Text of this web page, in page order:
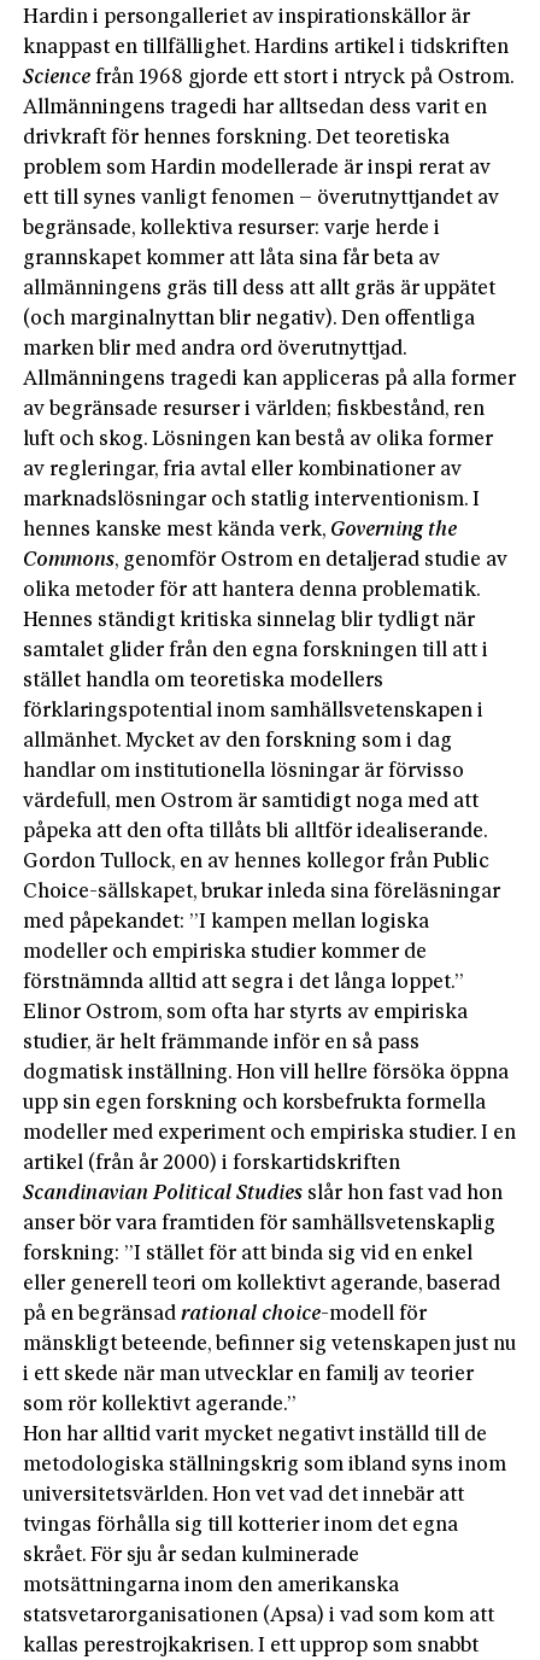
Hardin i persongalleriet av inspirationskällor är
knappast en tillfällighet. Hardins artikel i tidskriften
Science från 1968 gjorde ett stort i ntryck på Ostrom.
Allmänningens tragedi har alltsedan dess varit en
drivkraft för hennes forskning. Det teoretiska
problem som Hardin modellerade är inspi rerat av
ett till synes vanligt fenomen – överutnyttjandet av
begränsade, kollektiva resurser: varje herde i
grannskapet kommer att låta sina får beta av
allmänningens gräs till dess att allt gräs är uppätet
(och marginalnyttan blir negativ). Den offentliga
marken blir med andra ord överutnyttjad.
Allmänningens tragedi kan appliceras på alla former
av begränsade resurser i världen; fiskbestånd, ren
luft och skog. Lösningen kan bestå av olika former
av regleringar, fria avtal eller kombinationer av
marknadslösningar och statlig interventionism. I
hennes kanske mest kända verk, Governing the
Commons, genomför Ostrom en detaljerad studie av
olika metoder för att hantera denna problematik.
Hennes ständigt kritiska sinnelag blir tydligt när
samtalet glider från den egna forskningen till att i
stället handla om teoretiska modellers
förklaringspotential inom samhällsvetenskapen i
allmänhet. Mycket av den forskning som i dag
handlar om institutionella lösningar är förvisso
värdefull, men Ostrom är samtidigt noga med att
påpeka att den ofta tillåts bli alltför idealiserande.
Gordon Tullock, en av hennes kollegor från Public
Choice-sällskapet, brukar inleda sina föreläsningar
med påpekandet: ”I kampen mellan logiska
modeller och empiriska studier kommer de
förstnämnda alltid att segra i det långa loppet.”
Elinor Ostrom, som ofta har styrts av empiriska
studier, är helt främmande inför en så pass
dogmatisk inställning. Hon vill hellre försöka öppna
upp sin egen forskning och korsbefrukta formella
modeller med experiment och empiriska studier. I en
artikel (från år 2000) i forskartidskriften
Scandinavian Political Studies slår hon fast vad hon
anser bör vara framtiden för samhällsvetenskaplig
forskning: ”I stället för att binda sig vid en enkel
eller generell teori om kollektivt agerande, baserad
på en begränsadrational choice-modell för
mänskligt beteende, befinner sig vetenskapen just nu
i ett skede när man utvecklar en familj av teorier
som rör kollektivt agerande.”
Hon har alltid varit mycket negativt inställd till de
metodologiska ställningskrig som ibland syns inom
universitetsvärlden. Hon vet vad det innebär att
tvingas förhålla sig till kotterier inom det egna
skrået. För sju år sedan kulminerade
motsättningarna inom den amerikanska
statsvetarorganisationen (Apsa) i vad som kom att
kallas perestrojkakrisen. I ett upprop som snabbt